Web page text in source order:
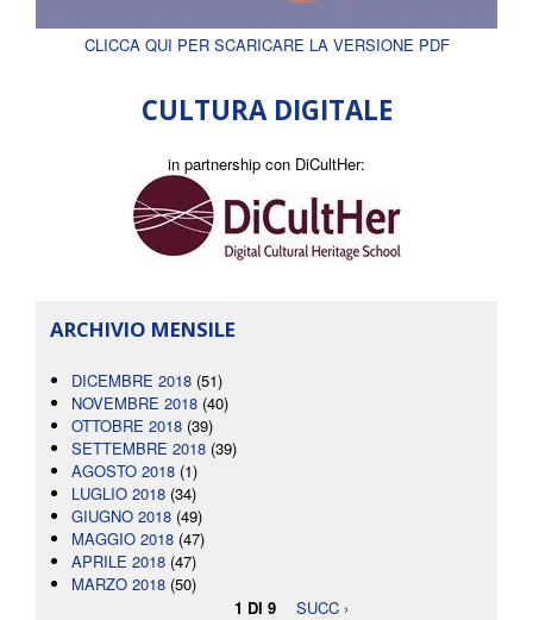
CLICCA QUI PER SCARICARE LA VERSIONE PDF
CULTURA DIGITALE
in partnership con DiCultHer:
ARCHIVIO MENSILE
DICEMBRE 2018 (51)
NOVEMBRE 2018 (40)
OTTOBRE 2018 (39)
SETTEMBRE 2018 (39)
AGOSTO 2018 (1)
LUGLIO 2018 (34)
GIUGNO 2018 (49)
MAGGIO 2018 (47)
APRILE 2018 (47)
MARZO 2018 (50)
1 DI 9
SUCC ›